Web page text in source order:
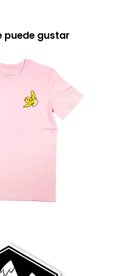
puede gustar